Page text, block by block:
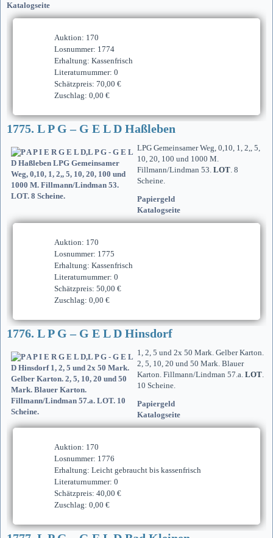
Katalogseite
Auktion: 170
Losnummer: 1774
Erhaltung: Kassenfrisch
Literaturnummer: 0
Schätzpreis: 70,00 €
Zuschlag: 0,00 €
1775. L P G – G E L D Haßleben
LPG Gemeinsamer Weg, 0,10, 1, 2,, 5,
10, 20, 100 und 1000 M.
Fillmann/Lindman 53. LOT. 8
Scheine.
Papiergeld
Katalogseite
Auktion: 170
Losnummer: 1775
Erhaltung: Kassenfrisch
Literaturnummer: 0
Schätzpreis: 50,00 €
Zuschlag: 0,00 €
1776. L P G – G E L D Hinsdorf
1, 2, 5 und 2x 50 Mark. Gelber Karton.
2, 5, 10, 20 und 50 Mark. Blauer
Karton. Fillmann/Lindman 57.a. LOT.
10 Scheine.
Papiergeld
Katalogseite
Auktion: 170
Losnummer: 1776
Erhaltung: Leicht gebraucht bis kassenfrisch
Literaturnummer: 0
Schätzpreis: 40,00 €
Zuschlag: 0,00 €